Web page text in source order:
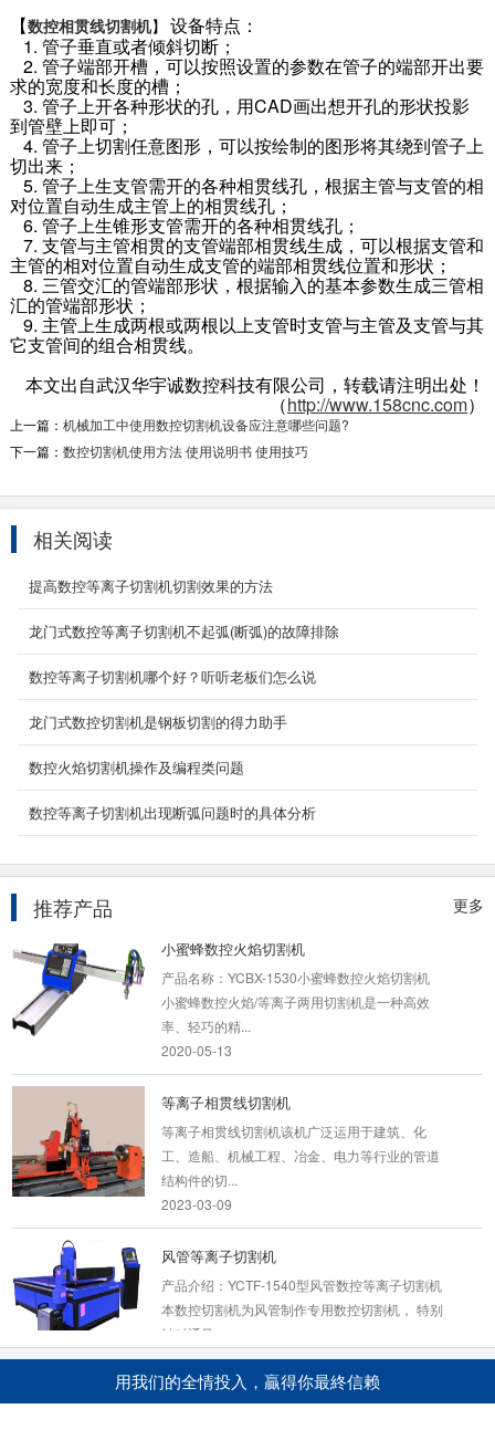
【数控相贯线切割机】 设备特点：
1. 管子垂直或者倾斜切断；
2. 管子端部开槽，可以按照设置的参数在管子的端部开出要
求的宽度和长度的槽；
3. 管子上开各种形状的孔，用CAD画出想开孔的形状投影
到管壁上即可；
4. 管子上切割任意图形，可以按绘制的图形将其绕到管子上
切出来；
5. 管子上生支管需开的各种相贯线孔，根据主管与支管的相
对位置自动生成主管上的相贯线孔；
6. 管子上生锥形支管需开的各种相贯线孔；
7. 支管与主管相贯的支管端部相贯线生成，可以根据支管和
主管的相对位置自动生成支管的端部相贯线位置和形状；
8. 三管交汇的管端部形状，根据输入的基本参数生成三管相
汇的管端部形状；
9. 主管上生成两根或两根以上支管时支管与主管及支管与其
它支管间的组合相贯线。
本文出自武汉华宇诚数控科技有限公司，转载请注明出处！
（http://www.158cnc.com）
上一篇： 机械加工中使用数控切割机设备应注意哪些问题?
下一篇： 数控切割机使用方法 使用说明书 使用技巧
相关阅读
提高数控等离子切割机切割效果的方法
龙门式数控等离子切割机不起弧(断弧)的故障排除
数控等离子切割机哪个好？听听老板们怎么说
龙门式数控切割机是钢板切割的得力助手
数控火焰切割机操作及编程类问题
数控等离子切割机出现断弧问题时的具体分析
更多
推荐产品
数控龙门火焰等离子切割机
数控等离子火焰两用切割机本机型主要应用于
2021-08-08
12000w光纤激光切割机
产品简介 12000W光纤激光切割机是光纤激
光技术与数字控制技术完美融合，研发出这款
12000瓦光纤激光切...
小蜜蜂数控火焰切割机
产品名称：YCBX-1530小蜜蜂数控火焰切割机
小蜜蜂数控火焰/等离子两用切割机是一种高效
率、轻巧的精...
2020-05-13
等离子相贯线切割机
等离子相贯线切割机该机广泛运用于建筑、化
工、造船、机械工程、冶金、电力等行业的管道
结构件的切...
2023-03-09
风管等离子切割机
产品介绍：YCTF-1540型风管数控等离子切割机
本数控切割机为风管制作专用数控切割机， 特别
针对通风...
2020-05-13
数控火焰多头直条切割机
用我们的全情投入，贏得你最終信赖